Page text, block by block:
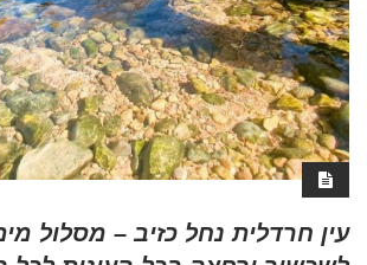
עין חרדלית נחל כזיב – מסלול